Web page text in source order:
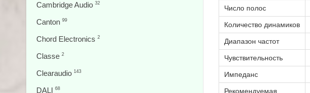
Число полос
Количество динамиков
Диапазон частот
Чувствительность
Импеданс
Рекомендуемая
Cambridge Audio 32
Canton 99
Chord Electronics 2
Classe 2
Clearaudio 143
DALI 68